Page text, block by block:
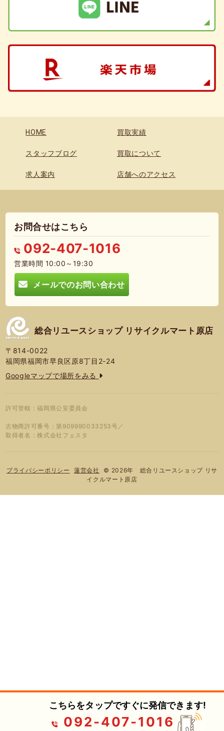
HOME 買取実績
スタッフブログ 買取について
求人案内 店舗へのアクセス
お問合せはこちら
092-407-1016
営業時間 10:00～19:30
メールでのお問い合わせ
総合リユースショップ リサイクルマート原店
〒814-0022
福岡県福岡市早良区原8丁目2-24
Googleマップで場所をみる
許可管轄：福岡県公安委員会
古物商許可番号：第909990033253号／
取得者名：株式会社フェスタ
プライバシーポリシー 蓮営会社
© 2026年 総合リユースショップ リサ
イクルマート原店
こちらをタップですぐに発信できます!
092-407-1016